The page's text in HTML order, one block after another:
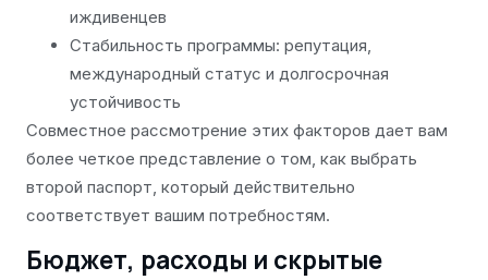
иждивенцев
Стабильность программы: репутация,
международный статус и долгосрочная
устойчивость
Совместное рассмотрение этих факторов дает вам
более четкое представление о том, как выбрать
второй паспорт, который действительно
соответствует вашим потребностям.
Бюджет, расходы и скрытые